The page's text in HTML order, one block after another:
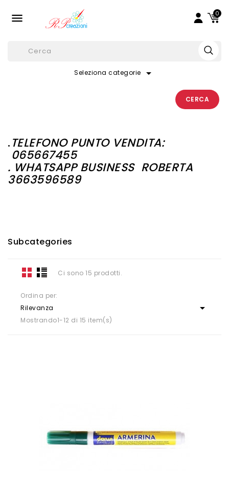
 0
Seleziona categorie arrow_drop_down
CERCA
.TELEFONO PUNTO VENDITA:
065667455
. WHATSAPP BUSINESS ROBERTA
3663596589
Subcategories
Ci sono 15 prodotti.
Ordina per:
Rilevanza

Mostrando1-12 di 15 item(s)